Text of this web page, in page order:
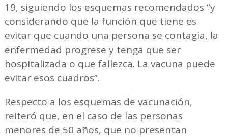
19, siguiendo los esquemas recomendados “y
considerando que la función que tiene es
evitar que cuando una persona se contagia, la
enfermedad progrese y tenga que ser
hospitalizada o que fallezca. La vacuna puede
evitar esos cuadros”.
Respecto a los esquemas de vacunación,
reiteró que, en el caso de las personas
menores de 50 años, que no presentan